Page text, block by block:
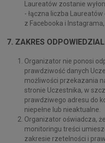
Laureatów zostanie
- łączna liczba
z Facebooka i Instagrama,
7. ZAKRES
Organizator nie ponosi
prawdziwość danych
możliwości przekazania
stronie Uczestnika, w
prawdziwego adresu do
niepełne lub nieaktualne.
Organizator oświadcza,
monitoringu treści
zakresie rzetelności i